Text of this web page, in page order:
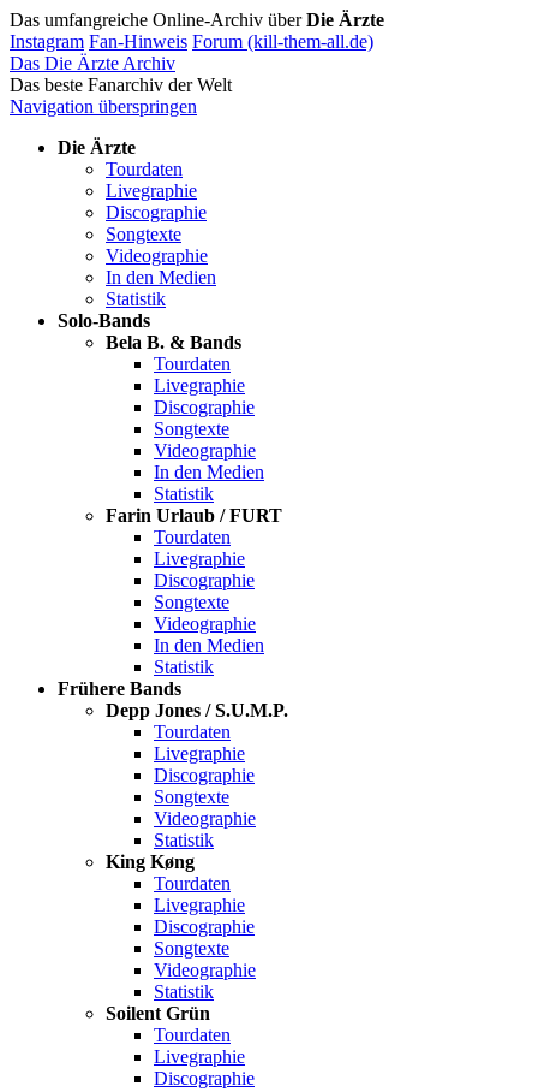
Das umfangreiche Online-Archiv überDie Ärzte
Instagram Fan-Hinweis Forum (kill-them-all.de)
Das Die Ärzte Archiv
Das beste Fanarchiv der Welt
Navigation überspringen
Die Ärzte
Tourdaten
Livegraphie
Discographie
Songtexte
Videographie
In den Medien
Statistik
Solo-Bands
Bela B. & Bands
Tourdaten
Livegraphie
Discographie
Songtexte
Videographie
In den Medien
Statistik
Farin Urlaub / FURT
Tourdaten
Livegraphie
Discographie
Songtexte
Videographie
In den Medien
Statistik
Frühere Bands
Depp Jones / S.U.M.P.
Tourdaten
Livegraphie
Discographie
Songtexte
Videographie
Statistik
King Køng
Tourdaten
Livegraphie
Discographie
Songtexte
Videographie
Statistik
Soilent Grün
Tourdaten
Livegraphie
Discographie